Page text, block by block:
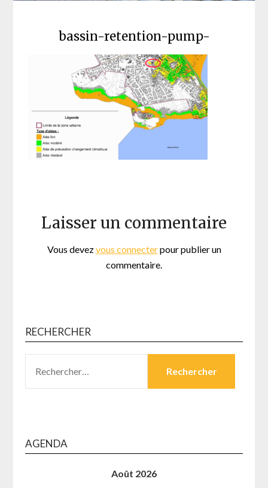
bassin-retention-pump-
Laisser un commentaire
Vous devezvous connecterpour publier un
commentaire.
RECHERCHER
AGENDA
Août 2026